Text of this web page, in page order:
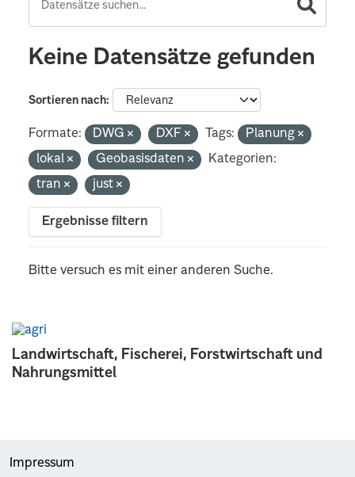
Landwirtschaft, Fischerei, Forstwirtschaft und
Nahrungsmittel
Keine Datensätze gefunden
Sortieren nach
Formate: DWG DXF Tags:
Planung
lokal
Geobasisdaten
Kategorien:
tran
just
Ergebnisse filtern
Bitte versuch es mit einer anderen Suche.
Impressum